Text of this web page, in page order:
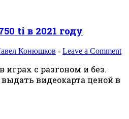
ti в 2021 году
Конюшков - Leave a Comment
играх с разгоном и без.
видеокарта ценой в